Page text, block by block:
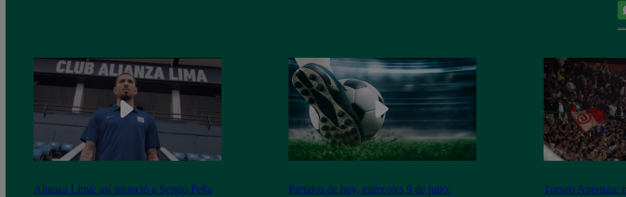
Alianza Lima: así anunció a Sergio Peña
Partidos de hoy, miércoles 9 de julio:
Torneo Apertura: